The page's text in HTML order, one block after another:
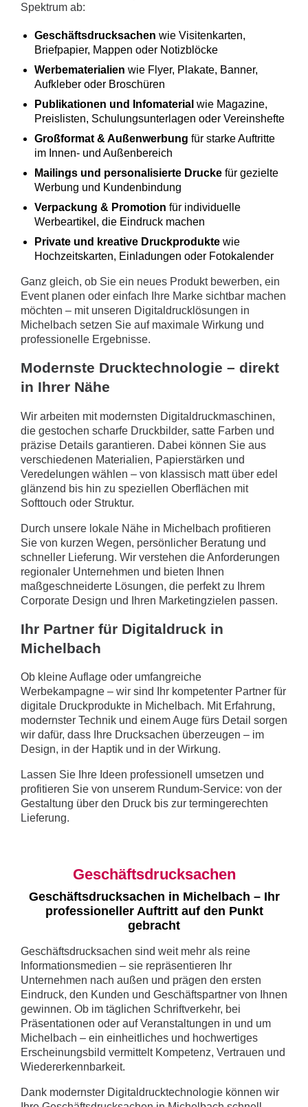
Spektrum ab:
Geschäftsdrucksachen wie Visitenkarten,
Briefpapier, Mappen oder Notizblöcke
Werbematerialien wie Flyer, Plakate, Banner,
Aufkleber oder Broschüren
Publikationen und Infomaterial wie Magazine,
Preislisten, Schulungsunterlagen oder Vereinshefte
Großformat & Außenwerbung für starke Auftritte
im Innen- und Außenbereich
Mailings und personalisierte Drucke für gezielte
Werbung und Kundenbindung
Verpackung & Promotion für individuelle
Werbeartikel, die Eindruck machen
Private und kreative Druckprodukte wie
Hochzeitskarten, Einladungen oder Fotokalender
Ganz gleich, ob Sie ein neues Produkt bewerben, ein
Event planen oder einfach Ihre Marke sichtbar machen
möchten – mit unseren Digitaldrucklösungen in
Michelbach setzen Sie auf maximale Wirkung und
professionelle Ergebnisse.
Modernste Drucktechnologie – direkt
in Ihrer Nähe
Wir arbeiten mit modernsten Digitaldruckmaschinen,
die gestochen scharfe Druckbilder, satte Farben und
präzise Details garantieren. Dabei können Sie aus
verschiedenen Materialien, Papierstärken und
Veredelungen wählen – von klassisch matt über edel
glänzend bis hin zu speziellen Oberflächen mit
Softtouch oder Struktur.
Durch unsere lokale Nähe in Michelbach profitieren
Sie von kurzen Wegen, persönlicher Beratung und
schneller Lieferung. Wir verstehen die Anforderungen
regionaler Unternehmen und bieten Ihnen
maßgeschneiderte Lösungen, die perfekt zu Ihrem
Corporate Design und Ihren Marketingzielen passen.
Ihr Partner für Digitaldruck in
Michelbach
Ob kleine Auflage oder umfangreiche
Werbekampagne – wir sind Ihr kompetenter Partner für
digitale Druckprodukte in Michelbach. Mit Erfahrung,
modernster Technik und einem Auge fürs Detail sorgen
wir dafür, dass Ihre Drucksachen überzeugen – im
Design, in der Haptik und in der Wirkung.
Lassen Sie Ihre Ideen professionell umsetzen und
profitieren Sie von unserem Rundum-Service: von der
Gestaltung über den Druck bis zur termingerechten
Lieferung.
Geschäftsdrucksachen
Geschäftsdrucksachen in Michelbach – Ihr
professioneller Auftritt auf den Punkt
gebracht
Geschäftsdrucksachen sind weit mehr als reine
Informationsmedien – sie repräsentieren Ihr
Unternehmen nach außen und prägen den ersten
Eindruck, den Kunden und Geschäftspartner von Ihnen
gewinnen. Ob im täglichen Schriftverkehr, bei
Präsentationen oder auf Veranstaltungen in und um
Michelbach – ein einheitliches und hochwertiges
Erscheinungsbild vermittelt Kompetenz, Vertrauen und
Wiedererkennbarkeit.
Dank modernster Digitaldrucktechnologie können wir